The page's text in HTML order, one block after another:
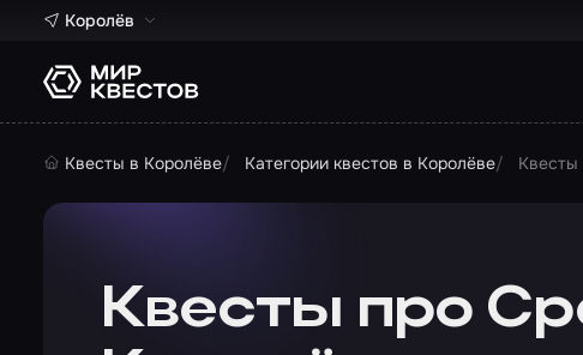
Королёв
Квесты в Королёве Категории квестов в Королёве Квесты
Квесты про